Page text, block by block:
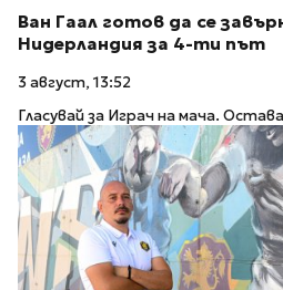
Ван Гаал готов да се
Нидерландия за 4-ти път
3 август, 13:52
Гласувай за Играч на мача.